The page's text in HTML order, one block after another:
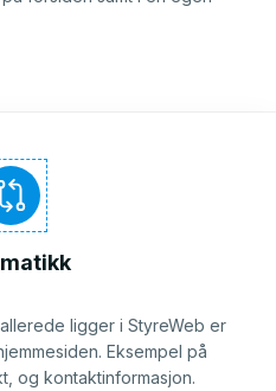
ligger i StyreWeb er
Eksempel på
og kontaktinformasjon.